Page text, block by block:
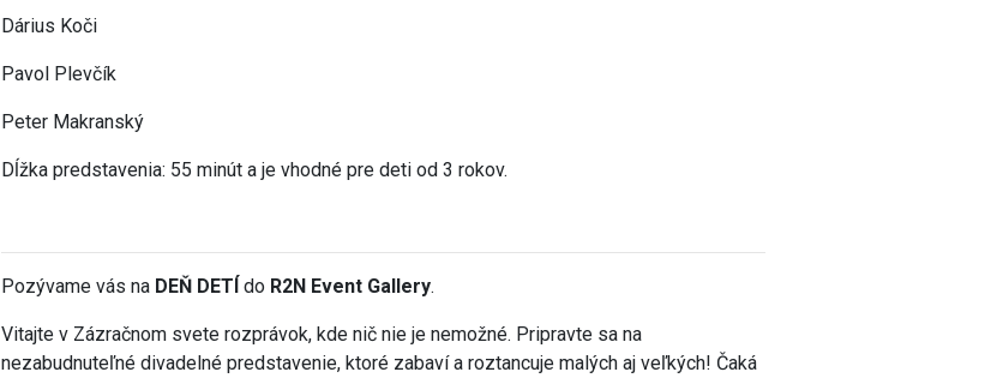
Dárius Koči
Pavol Plevčík
Peter Makranský
Dĺžka predstavenia: 55 minút a je vhodné pre deti od 3 rokov.
Pozývame vás na DEŇ DETÍdo R2N Event Gallery.
Vitajte v Zázračnom svete rozprávok, kde nič nie je nemožné. Pripravte sa na
nezabudnuteľné divadelné predstavenie, ktoré zabaví a roztancuje malých aj veľkých! Čaká